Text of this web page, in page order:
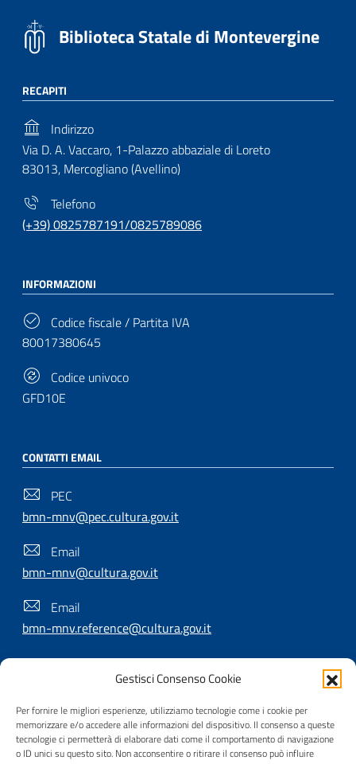
Gestisci Consenso Cookie
Per fornire le migliori esperienze, utilizziamo tecnologie come i cookie per
memorizzare e/o accedere alle informazioni del dispositivo. Il consenso a queste
tecnologie ci permetterà di elaborare dati come il comportamento di navigazione
o ID unici su questo sito. Non acconsentire o ritirare il consenso può influire
Biblioteca Statale di Montevergine
RECAPITI
Indirizzo
Via D. A. Vaccaro, 1-Palazzo abbaziale di Loreto
83013, Mercogliano (Avellino)
Telefono
(+39) 0825787191/0825789086
INFORMAZIONI
Codice fiscale / Partita IVA
80017380645
Codice univoco
GFD10E
CONTATTI EMAIL
PEC
bmn-mnv@pec.cultura.gov.it
Email
bmn-mnv@cultura.gov.it
Email
bmn-mnv.reference@cultura.gov.it